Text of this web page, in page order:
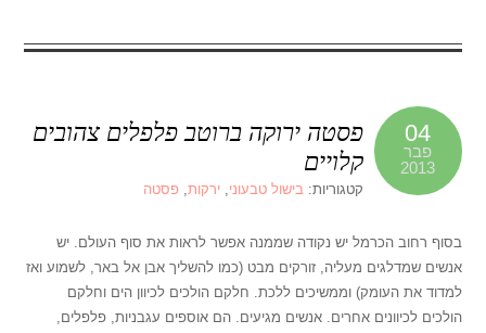
04
פבר
2013
פסטה ירוקה ברוטב פלפלים צהובים
קלויים
קטגוריות:בישול טבעוני,ירקות,פסטה
בסוף רחוב הכרמל יש נקודה שממנה אפשר לראות את סוף העולם. יש
אנשים שמדלגים מעליה, זורקים מבט (כמו להשליך אבן אל באר, לשמוע ואז
למדוד את העומק) וממשיכים ללכת. חלקם הולכים לכיוון הים וחלקם
הולכים לכיוונים אחרים. אנשים מגיעים. הם אוספים עגבניות, פלפלים,